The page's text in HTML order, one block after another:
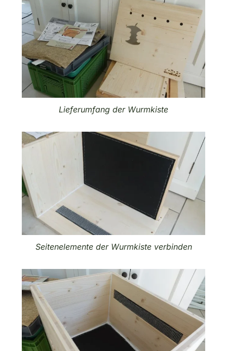
Lieferumfang der Wurmkiste
Seitenelemente der Wurmkiste verbinden